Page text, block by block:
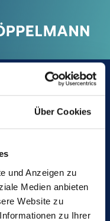
Über Cookies
und Anzeigen zu
Medien anbieten
Website zu
zu Ihrer
poeppelmann.com